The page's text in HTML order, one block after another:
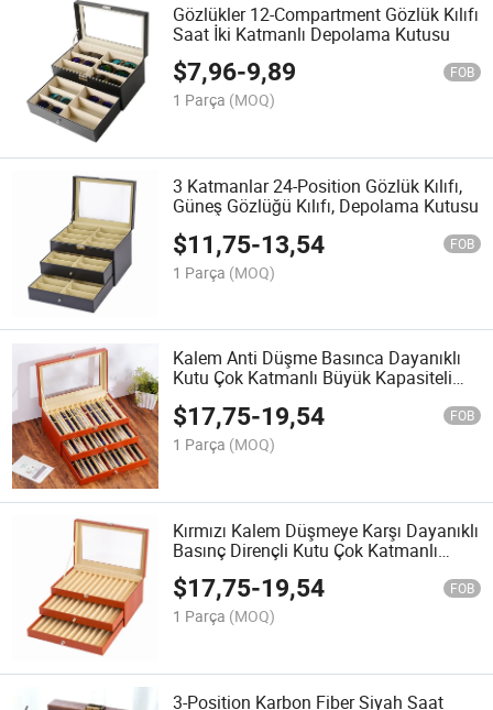
Gözlükler 12-Compartment Gözlük Kılıfı
Saat İki Katmanlı Depolama Kutusu
$7,96-9,89 FOB
1 Parça (MOQ)
3 Katmanlar 24-Position Gözlük Kılıfı,
Güneş Gözlüğü Kılıfı, Depolama Kutusu
$11,75-13,54 FOB
1 Parça (MOQ)
Kalem Anti Düşme Basınca Dayanıklı
Kutu Çok Katmanlı Büyük Kapasiteli
Depolama Kutusu
$17,75-19,54 FOB
1 Parça (MOQ)
Kırmızı Kalem Düşmeye Karşı Dayanıklı
Basınç Dirençli Kutu Çok Katmanlı
Büyük Kapasiteli Depolama Kutusu
$17,75-19,54 FOB
1 Parça (MOQ)
3-Position Karbon Fiber Siyah Saat